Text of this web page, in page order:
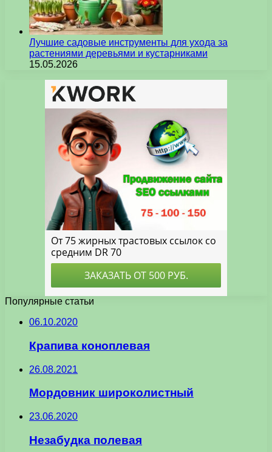
Лучшие садовые инструменты для ухода за
растениями деревьями и кустарниками
15.05.2026
Популярные статьи
06.10.2020
Крапива коноплевая
26.08.2021
Мордовник широколистный
23.06.2020
Незабудка полевая